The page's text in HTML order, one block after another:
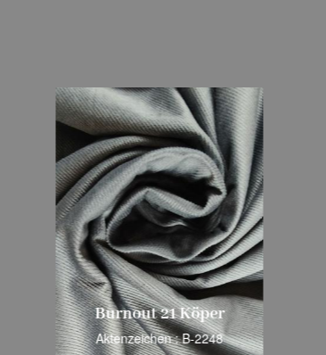
Burnout 21 Köper
Aktenzeichen : B-2248